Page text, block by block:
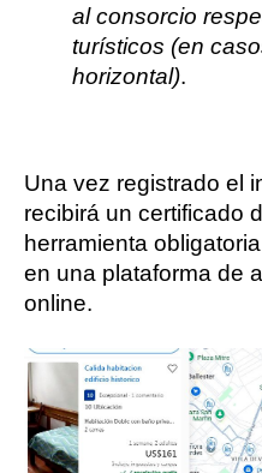
al consorcio
turísticos (en
horizontal).
Una vez registrado el
recibirá un certificado
herramienta
en una plataforma de
online.